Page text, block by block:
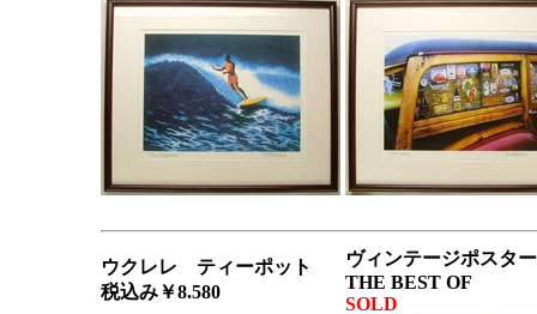
ウクレレ ティーポット
税込み￥8.580
ヴィンテージポス
THE BEST OF
SOLD